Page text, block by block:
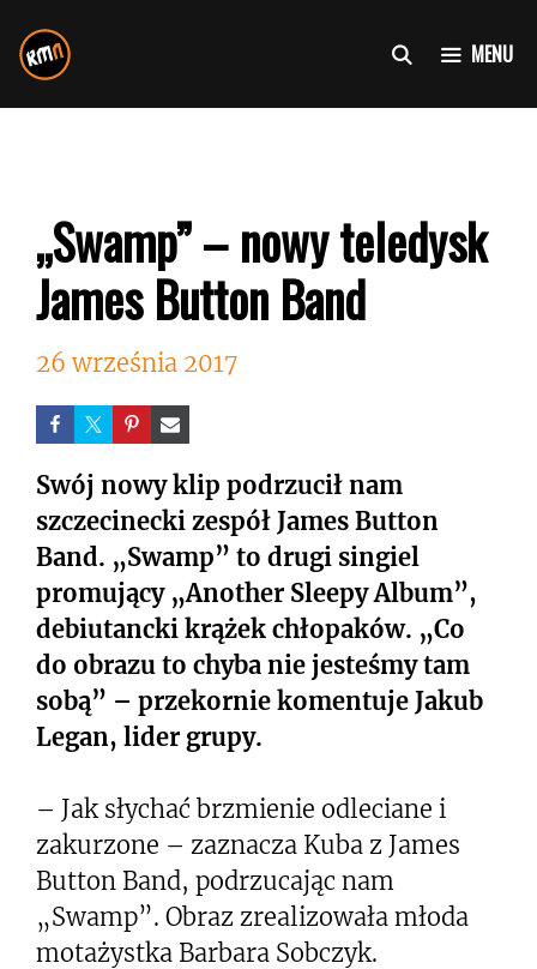
do
treści
MENU
„Swamp” – nowy teledysk
James Button Band
26 września 2017
Swój nowy klip podrzucił nam
szczecinecki zespół James Button
Band. „Swamp” to drugi singiel
promujący „Another Sleepy Album”,
debiutancki krążek chłopaków. „Co
do obrazu to chyba nie jesteśmy tam
sobą” – przekornie komentuje Jakub
Legan, lider grupy.
– Jak słychać brzmienie odleciane i
zakurzone – zaznacza Kuba z James
Button Band, podrzucając nam
„Swamp”. Obraz zrealizowała młoda
motażystka Barbara Sobczyk.